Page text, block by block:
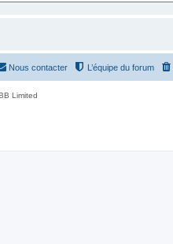
L’équipe du forum
Nous contacter
Limited